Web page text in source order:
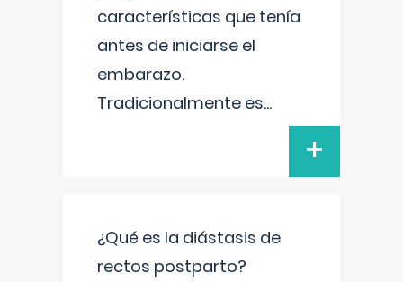
características que tenía
antes de iniciarse el
embarazo.
Tradicionalmente es...
+
¿Qué es la diástasis de
rectos postparto?